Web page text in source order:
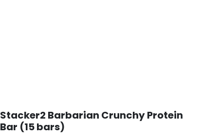
Stacker2 Barbarian Crunchy Protein
Bar (15 bars)